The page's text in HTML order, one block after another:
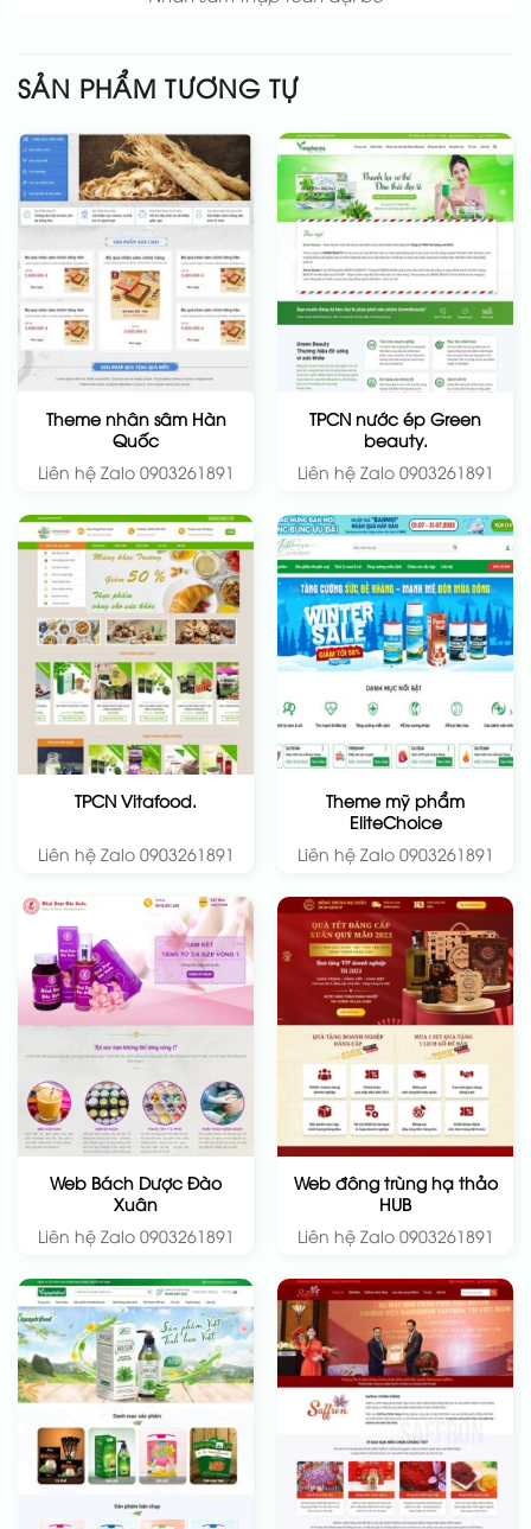
SẢN PHẨM TƯƠNG TỰ
Theme nhân sâm Hàn
Quốc
Liên hệ Zalo 0903261891
TPCN nước ép Green
beauty.
Liên hệ Zalo 0903261891
TPCN Vitafood.
Liên hệ Zalo 0903261891
Theme mỹ phẩm
EliteChoice
Liên hệ Zalo 0903261891
Web Bách Dược Đào
Xuân
Liên hệ Zalo 0903261891
Web đông trùng hạ thảo
HUB
Liên hệ Zalo 0903261891